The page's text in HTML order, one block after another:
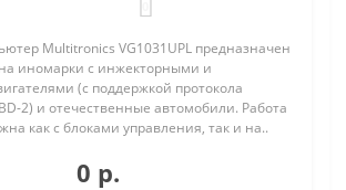
Multitronics VG1031UPL предназначен
иномарки с инжекторными и
(с поддержкой протокола
2) и отечественные автомобили. Работа
как с блоками управления, так и на..
0 р.